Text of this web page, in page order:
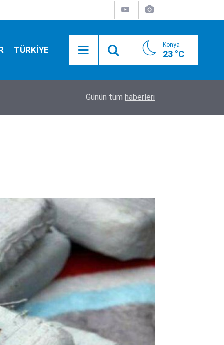
TÜRKİYE Konya
23 °C
Konya yolunda flaş gelişme! Bakan Uraloğlu
Günün tüm haberleri